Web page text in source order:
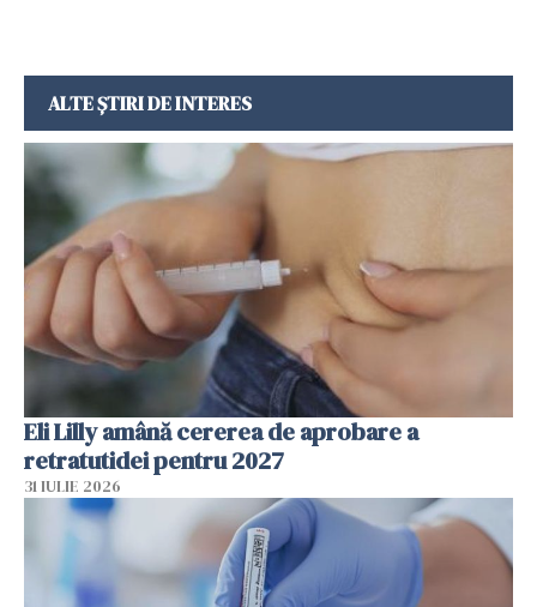
ALTE ȘTIRI DE INTERES
Eli Lilly amână cererea de aprobare a
retratutidei pentru 2027
31 IULIE 2026